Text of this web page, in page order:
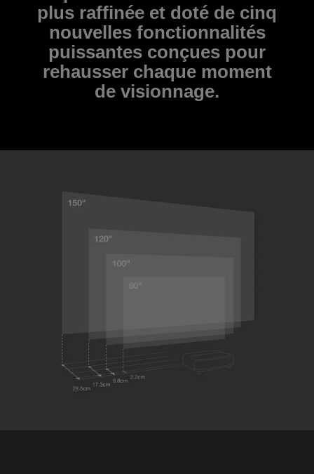
plus raffinée et doté de cinq
nouvelles fonctionnalités
puissantes conçues pour
rehausser chaque moment
de visionnage.